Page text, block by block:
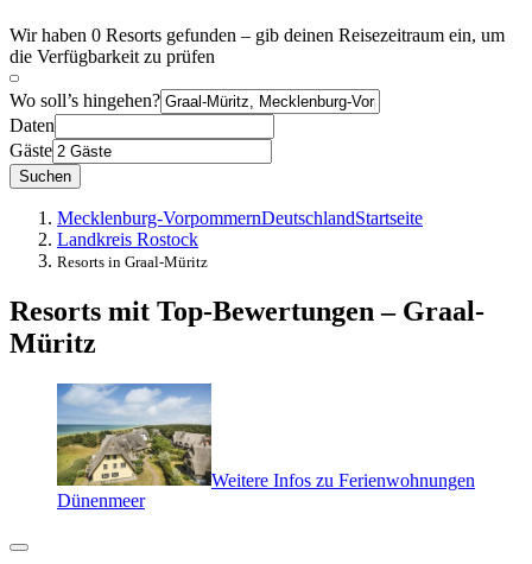
Wir haben 0 Resorts gefunden – gib deinen Reisezeitraum ein, um
die Verfügbarkeit zu prüfen
Wo soll’s hingehen?
Daten
Gäste
Suchen
Mecklenburg-VorpommernDeutschlandStartseite
Landkreis Rostock
Resorts in Graal-Müritz
Resorts mit Top-Bewertungen – Graal-
Müritz
Weitere Infos zu Ferienwohnungen
Dünenmeer